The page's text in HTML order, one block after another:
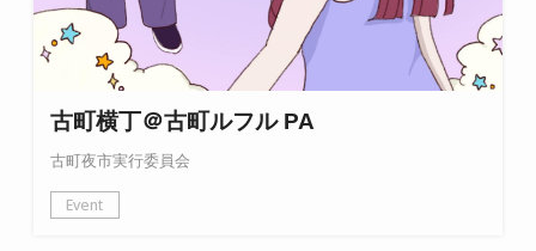
古町横丁＠古町ルフル PA
古町夜市実行委員会
Event